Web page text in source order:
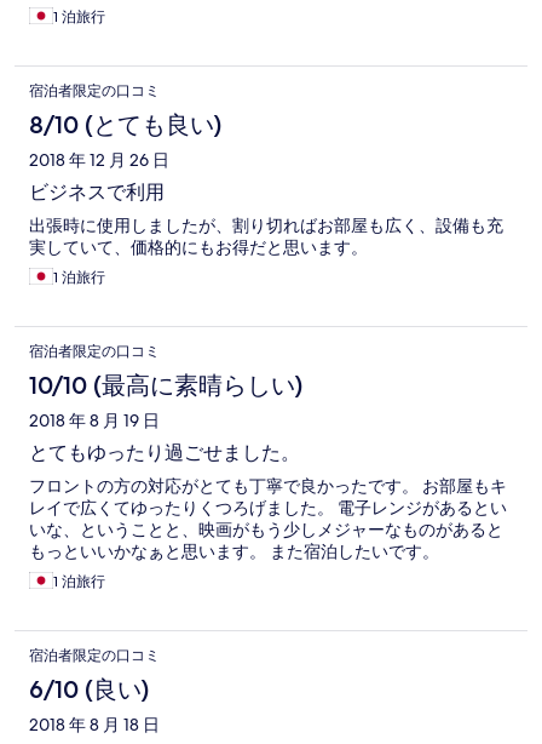
1 泊旅行
宿泊者限定の口コミ
8/10 (とても良い)
2018 年 12 月 26 日
ビジネスで利用
出張時に使用しましたが、割り切ればお部屋も広く、設備も充
実していて、価格的にもお得だと思います。
1 泊旅行
宿泊者限定の口コミ
10/10 (最高に素晴らしい)
2018 年 8 月 19 日
とてもゆったり過ごせました。
フロントの方の対応がとても丁寧で良かったです。 お部屋もキ
レイで広くてゆったりくつろげました。 電子レンジがあるとい
いな、ということと、映画がもう少しメジャーなものがあると
もっといいかなぁと思います。 また宿泊したいです。
1 泊旅行
宿泊者限定の口コミ
6/10 (良い)
2018 年 8 月 18 日